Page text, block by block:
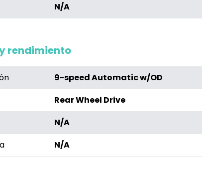
N/A
rendimiento
9-speed Automatic w/OD
Rear Wheel Drive
N/A
N/A